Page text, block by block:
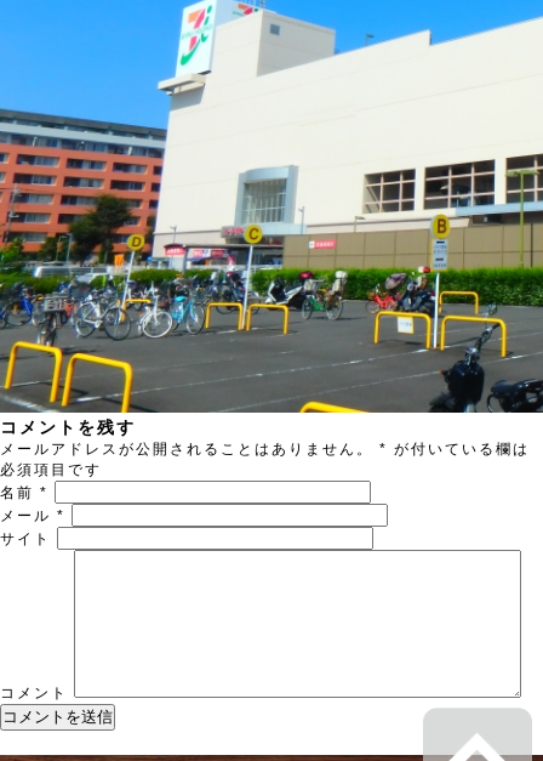
コメントを残す
メールアドレスが公開されることはありません。 * が付いている欄は
必須項目です
名前 *
メール *
サイト
コメント